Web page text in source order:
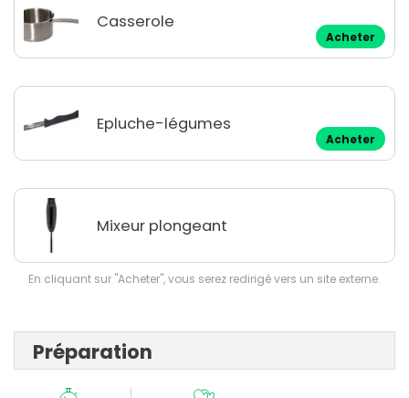
Casserole
Acheter
Epluche-légumes
Acheter
Mixeur plongeant
En cliquant sur "Acheter", vous serez redirigé vers un site externe.
Préparation